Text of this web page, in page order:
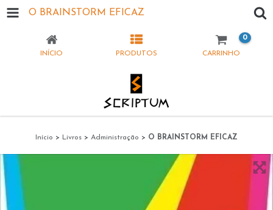
O BRAINSTORM EFICAZ
INÍCIO PRODUTOS CARRINHO
0
Início > Livros > Administração > O BRAINSTORM EFICAZ